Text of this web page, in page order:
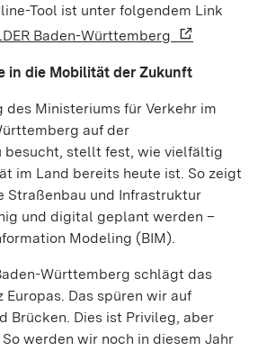
Tool ist unter folgendem Link
Baden-Württemberg
in die Mobilität der Zukunft
des Ministeriums für Verkehr im
auf der
besucht, stellt fest, wie vielfältig
im Land bereits heute ist. So zeigt
Straßenbau und Infrastruktur
und digital geplant werden –
Modeling (BIM).
Württemberg schlägt das
Das spüren wir auf
Brücken. Dies ist Privileg, aber
werden wir noch in diesem Jahr
(Session bis zu 2 Jahre)